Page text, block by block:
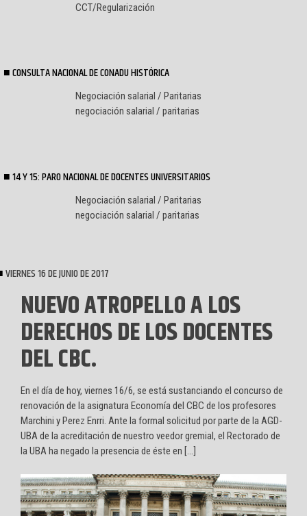
CCT/Regularización
CONSULTA NACIONAL DE CONADU HISTÓRICA
Negociación salarial / Paritarias
negociación salarial / paritarias
14 Y 15: PARO NACIONAL DE DOCENTES UNIVERSITARIOS
Negociación salarial / Paritarias
negociación salarial / paritarias
VIERNES 16 DE JUNIO DE 2017
NUEVO ATROPELLO A LOS
DERECHOS DE LOS DOCENTES
DEL CBC.
En el día de hoy, viernes 16/6, se está sustanciando el concurso de
renovación de la asignatura Economía del CBC de los profesores
Marchini y Perez Enrri. Ante la formal solicitud por parte de la AGD-
UBA de la acreditación de nuestro veedor gremial, el Rectorado de
la UBA ha negado la presencia de éste en […]